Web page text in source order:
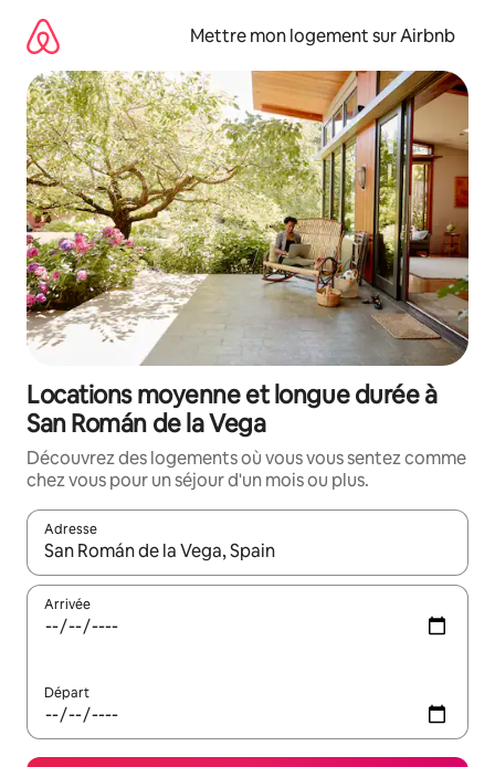
directement
contenu
Mettre mon logement sur Airbnb
Locations moyenne et longue durée à
San Román de la Vega
Découvrez des logements où vous vous sentez comme
chez vous pour un séjour d'un mois ou plus.
Adresse
Lorsque les résultats s'affichent, utilisez les flèches vers le
Arrivée
Départ